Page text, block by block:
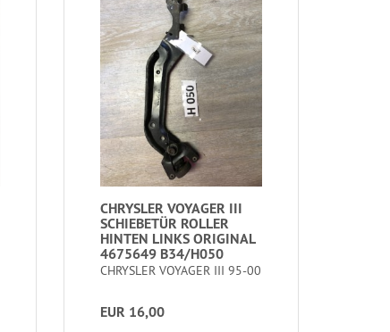
CHRYSLER VOYAGER III
SCHIEBETÜR ROLLER
HINTEN LINKS ORIGINAL
4675649 B34/H050
CHRYSLER VOYAGER III 95-00
EUR 16,00